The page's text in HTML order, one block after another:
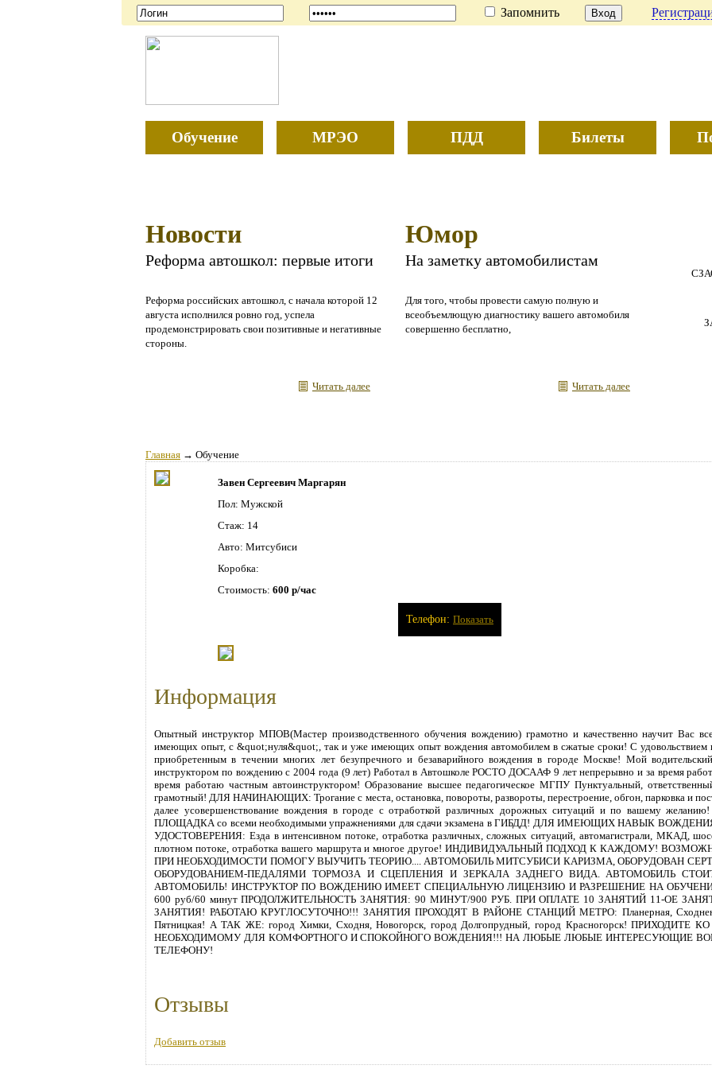
Запомнить
Обучение МРЭО ПДД Билеты
Новости
Реформа автошкол: первые итоги
Реформа российских автошкол, с начала которой 12
августа исполнился ровно год, успела
продемонстрировать свои позитивные и негативные
стороны.
Читать далее
Юмор
На заметку автомобилистам
Для того, чтобы провести самую полную и
всеобъемлющую диагностику вашего автомобиля
совершенно бесплатно,
Читать далее
Главная → Обучение
Завен Сергеевич Маргарян
Пол: Мужской
Стаж: 14
Авто: Митсубиси
Коробка:
Стоимость: 600 р/час
Телефон: Показать
Информация
Опытный инструктор МПОВ(Мастер производственного обучения вождению) грамотно и качественно научит Вас
имеющих опыт, с &quot;нуля&quot;, так и уже имеющих опыт вождения автомобилем в сжатые сроки! С
приобретенным в течении многих лет безупречного и безаварийного вождения в городе Москве! Мой
инструктором по вождению с 2004 года (9 лет) Работал в Автошколе РОСТО ДОСААФ 9 лет непрерывно и за время
время работаю частным автоинструктором! Образование высшее педагогическое МГПУ Пунктуальный,
грамотный! ДЛЯ НАЧИНАЮЩИХ: Трогание с места, остановка, повороты, развороты, перестроение, обгон, парковка и
далее усовершенствование вождения в городе с отработкой различных дорожных ситуаций и по вашему
ПЛОЩАДКА со всеми необходимыми упражнениями для сдачи экзамена в ГИБДД! ДЛЯ ИМЕЮЩИХ НАВЫК
УДОСТОВЕРЕНИЯ: Езда в интенсивном потоке, отработка различных, сложных ситуаций, автомагистрали, МКАД,
плотном потоке, отработка вашего маршрута и многое другое! ИНДИВИДУАЛЬНЫЙ ПОДХОД К КАЖДОМУ!
ПРИ НЕОБХОДИМОСТИ ПОМОГУ ВЫУЧИТЬ ТЕОРИЮ.... АВТОМОБИЛЬ МИТСУБИСИ КАРИЗМА, ОБОРУДОВАН
ОБОРУДОВАНИЕМ-ПЕДАЛЯМИ ТОРМОЗА И СЦЕПЛЕНИЯ И ЗЕРКАЛА ЗАДНЕГО ВИДА. АВТОМОБИЛЬ
АВТОМОБИЛЬ! ИНСТРУКТОР ПО ВОЖДЕНИЮ ИМЕЕТ СПЕЦИАЛЬНУЮ ЛИЦЕНЗИЮ И РАЗРЕШЕНИЕ НА
600 руб/60 минут ПРОДОЛЖИТЕЛЬНОСТЬ ЗАНЯТИЯ: 90 МИНУТ/900 РУБ. ПРИ ОПЛАТЕ 10 ЗАНЯТИЙ 11-ОЕ
ЗАНЯТИЯ! РАБОТАЮ КРУГЛОСУТОЧНО!!! ЗАНЯТИЯ ПРОХОДЯТ В РАЙОНЕ СТАНЦИЙ МЕТРО: Планерная,
Пятницкая! А ТАК ЖЕ: город Химки, Сходня, Новогорск, город Долгопрудный, город Красногорск!
НЕОБХОДИМОМУ ДЛЯ КОМФОРТНОГО И СПОКОЙНОГО ВОЖДЕНИЯ!!! НА ЛЮБЫЕ ЛЮБЫЕ ИНТЕРЕСУЮЩИЕ
ТЕЛЕФОНУ!
Отзывы
Добавить отзыв